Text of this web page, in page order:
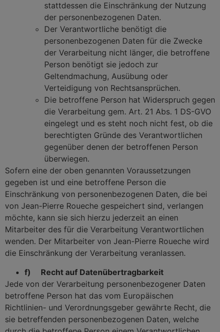
stattdessen die Einschränkung der Nutzung
der personenbezogenen Daten.
Der Verantwortliche benötigt die
personenbezogenen Daten für die Zwecke
der Verarbeitung nicht länger, die betroffene
Person benötigt sie jedoch zur
Geltendmachung, Ausübung oder
Verteidigung von Rechtsansprüchen.
Die betroffene Person hat Widerspruch gegen
die Verarbeitung gem. Art. 21 Abs. 1 DS-GVO
eingelegt und es steht noch nicht fest, ob die
berechtigten Gründe des Verantwortlichen
gegenüber denen der betroffenen Person
überwiegen.
Sofern eine der oben genannten Voraussetzungen
gegeben ist und eine betroffene Person die
Einschränkung von personenbezogenen Daten, die bei
von Jean-Pierre Roueche gespeichert sind, verlangen
möchte, kann sie sich hierzu jederzeit an einen
Mitarbeiter des für die Verarbeitung Verantwortlichen
wenden. Der Mitarbeiter von Jean-Pierre Roueche wird
die Einschränkung der Verarbeitung veranlassen.
f) Recht auf Datenübertragbarkeit
Jede von der Verarbeitung personenbezogener Daten
betroffene Person hat das vom Europäischen
Richtlinien- und Verordnungsgeber gewährte Recht, die
sie betreffenden personenbezogenen Daten, welche